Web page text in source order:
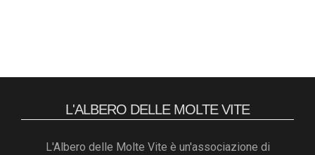
L'ALBERO DELLE MOLTE VITE
L'Albero delle Molte Vite è un'associazione di